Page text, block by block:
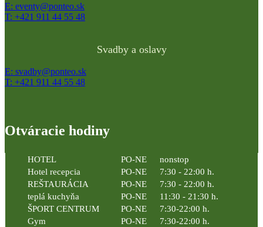
E: eventy@ponteo.sk
T: +421 911 44 55 48
Svadby a oslavy
E: svadby@ponteo.sk
T: +421 911 44 55 48
Otváracie hodiny
HOTEL PO-NE
nonstop
Hotel recepcia
PO-NE
7:30 - 22:00 h.
REŠTAURÁCIA
PO-NE
7:30 - 22:00 h.
teplá kuchyňa
PO-NE
11:30 - 21:30 h.
ŠPORT CENTRUM
PO-NE
7:30-22:00 h.
Gym
PO-NE
7:30-22:00 h.